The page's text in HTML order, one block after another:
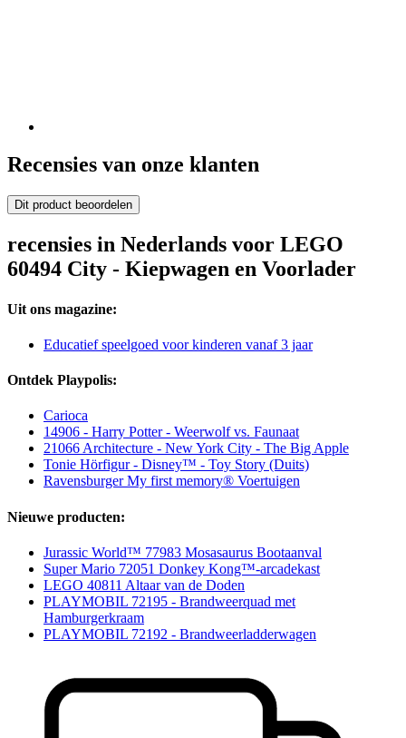
Recensies van onze klanten
Dit product beoordelen
recensies in Nederlands voor LEGO
60494 City - Kiepwagen en Voorlader
Uit ons magazine:
Educatief speelgoed voor kinderen vanaf 3 jaar
Ontdek Playpolis:
Carioca
14906 - Harry Potter - Weerwolf vs. Faunaat
21066 Architecture - New York City - The Big Apple
Tonie Hörfigur - Disney™ - Toy Story (Duits)
Ravensburger My first memory® Voertuigen
Nieuwe producten:
Jurassic World™ 77983 Mosasaurus Bootaanval
Super Mario 72051 Donkey Kong™-arcadekast
LEGO 40811 Altaar van de Doden
PLAYMOBIL 72195 - Brandweerquad met
Hamburgerkraam
PLAYMOBIL 72192 - Brandweerladderwagen